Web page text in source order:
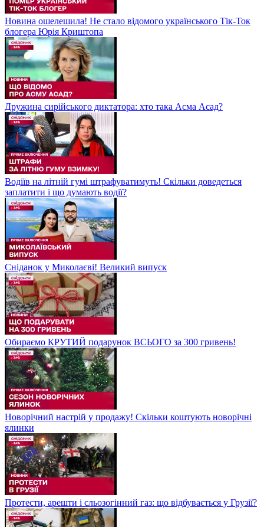
Новина ошелешила! Не стало відомого українського Тік-Ток
блогера Юрія Криштопа
Дружина сирійського диктатора: хто така Асма Асад?
Водіїв на літній гумі штрафуватимуть! Скільки доведеться
заплатити і що думають водії?
Сніданок у Миколаєві! Великий випуск
Обираємо КРУТИЙ подарунок ВСЬОГО за 300 гривень!
Новорічний настрій у продажу! Скільки коштують новорічні
ялинки
Протести, арешти і сльозогінний газ: що відбувається у Грузії?